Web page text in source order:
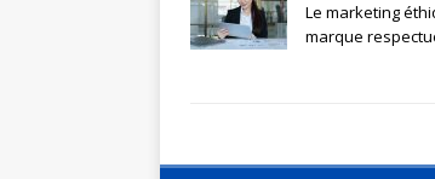
Le marketing
marque